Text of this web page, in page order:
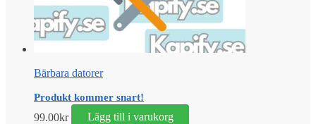
Bärbara datorer
Produkt kommer snart!
99.00kr Lägg till i varukorg